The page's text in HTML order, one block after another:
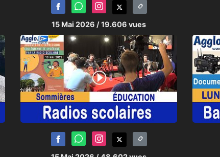
15 Mai 2026 / 19.606 vues